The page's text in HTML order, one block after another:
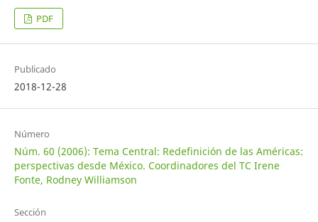
PDF
Publicado
2018-12-28
Número
Núm. 60 (2006): Tema Central: Redefinición de las Américas:
perspectivas desde México. Coordinadores del TC Irene
Fonte, Rodney Williamson
Sección